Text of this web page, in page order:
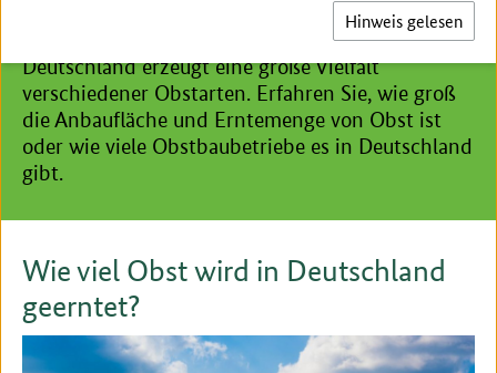
Von Baumobst, wie Äpfeln, Birnen und Kirschen,
über Erdbeeren und Strauchbeeren –
Deutschland erzeugt eine große Vielfalt
verschiedener Obstarten. Erfahren Sie, wie groß
die Anbaufläche und Erntemenge von Obst ist
oder wie viele Obstbaubetriebe es in Deutschland
gibt.
Wie viel Obst wird in Deutschland
geerntet?
Hinweis gelesen